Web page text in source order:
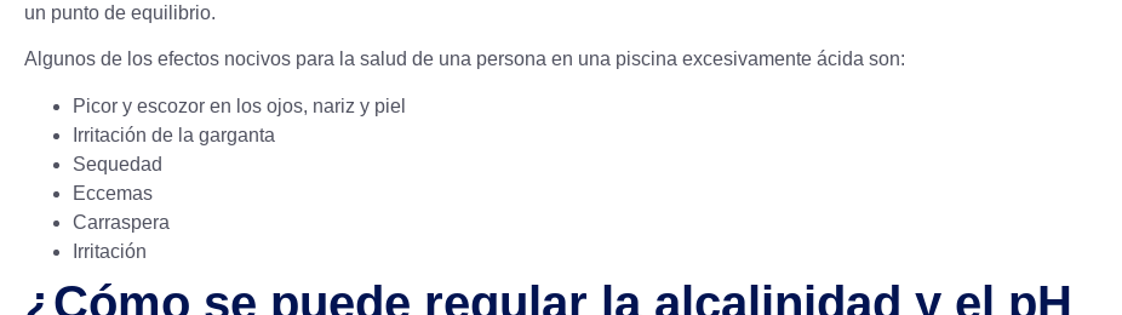
un punto de equilibrio.
Algunos de los efectos nocivos para la salud de una persona en una piscina excesivamente ácida son:
Picor y escozor en los ojos, nariz y piel
Irritación de la garganta
Sequedad
Eccemas
Carraspera
Irritación
¿Cómo se puede regular la alcalinidad y el pH